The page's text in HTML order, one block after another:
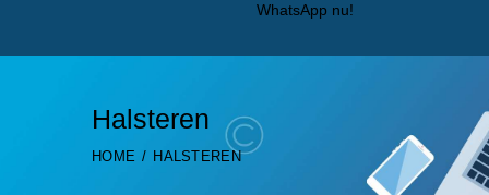
WhatsApp nu!
Halsteren
HOME HALSTEREN